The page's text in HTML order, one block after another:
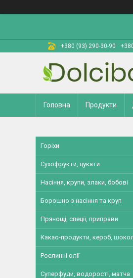
+380 (93) 290-30-90
Головна Продукти
Горіхи
Сухофрукти, цукати
Насіння, крупи, злаки, бобові
Борошно з насіння та круп
Прянощі, спеції, приправи
Какао-продукти, кероб,
Рослинні олії
Суперфуди, водорості, матча